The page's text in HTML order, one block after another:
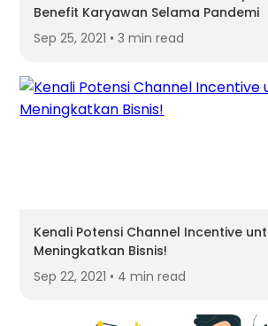
Benefit Karyawan Selama Pandemi
Sep 25, 2021 • 3 min read
Kenali Potensi Channel Incentive
Meningkatkan Bisnis!
Sep 22, 2021 • 4 min read